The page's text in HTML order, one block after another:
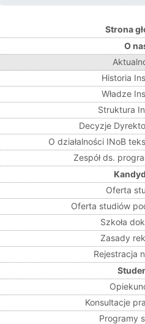
Strona
O
Historia
Władze
Struktura
Decyzje
O działalności INoB
Zespół ds.
Oferta
Oferta studiów
Szkoła
Zasady
Rejestracja
Konsultacje
Programy